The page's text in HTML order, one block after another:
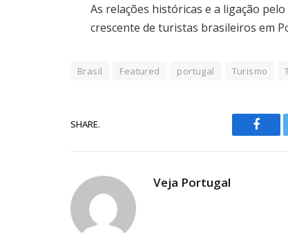
As relações históricas e a ligação
crescente de turistas brasileiros em
Brasil Featured portugal Turismo
SHARE.
Veja Portugal